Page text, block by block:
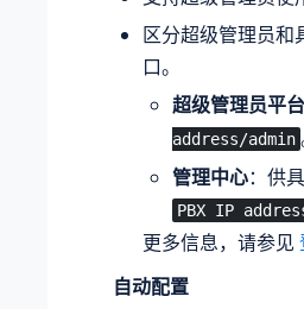
区分超级管理员和
口。
超级管理员平台
address/admin
管理中心：供
PBX IP
更多信息，请参见
自动配置